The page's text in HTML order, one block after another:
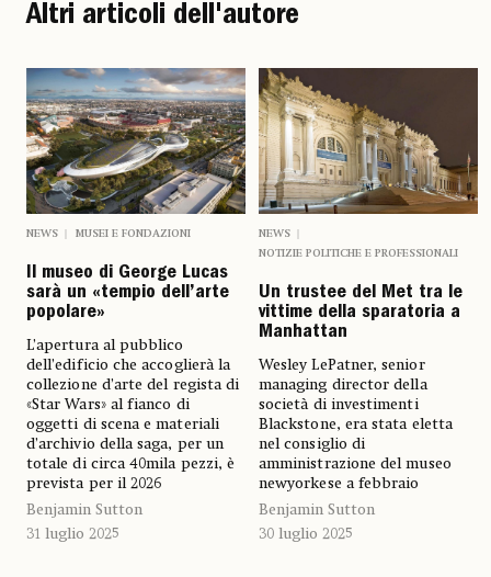
Altri articoli dell'autore
NEWS MUSEI E FONDAZIONI
Il museo di George Lucas
sarà un «tempio dell’arte
popolare»
L’apertura al pubblico
dell’edificio che accoglierà la
collezione d’arte del regista di
«Star Wars» al fianco di
oggetti di scena e materiali
d’archivio della saga, per un
totale di circa 40mila pezzi, è
prevista per il 2026
Benjamin Sutton
31 luglio 2025
NEWS
NOTIZIE POLITICHE E PROFESSIONALI
Un trustee del Met tra le
vittime della sparatoria a
Manhattan
Wesley LePatner, senior
managing director della
società di investimenti
Blackstone, era stata eletta
nel consiglio di
amministrazione del museo
newyorkese a febbraio
Benjamin Sutton
30 luglio 2025